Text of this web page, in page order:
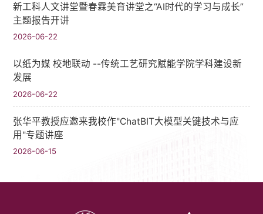
新工科人文讲堂暨春霖美育讲堂之“AI时代的学习与成长”
主题报告开讲
2026-06-22
以纸为媒 校地联动 --传统工艺研究赋能学院学科建设新
发展
2026-06-22
张华平教授应邀来我校作"ChatBIT大模型关键技术与应
用"专题讲座
2026-06-15